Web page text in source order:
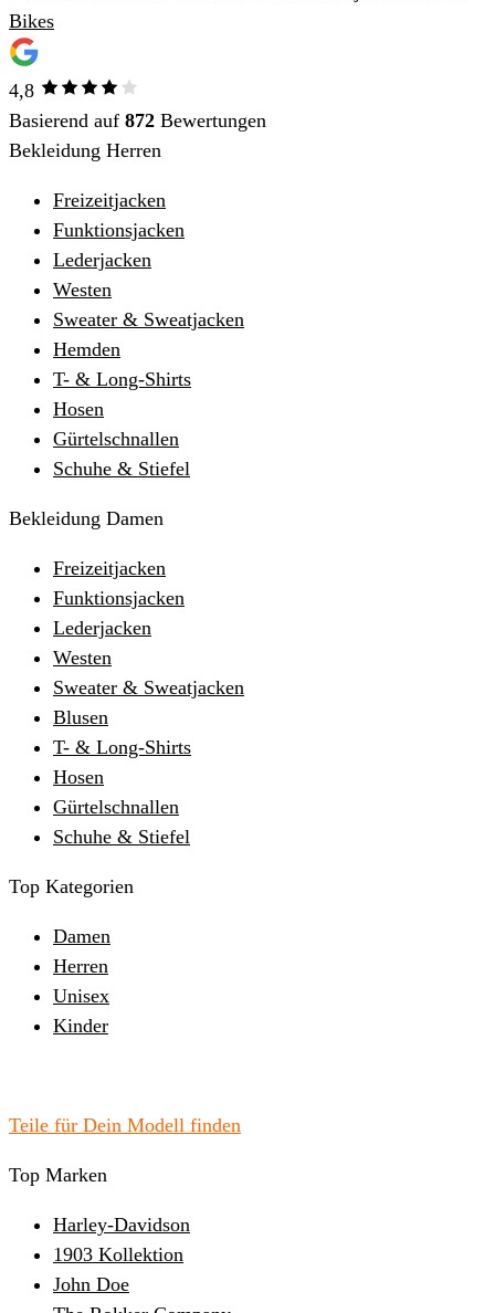
4,8
Basierend auf 872 Bewertungen
Bekleidung Herren
Freizeitjacken
Funktionsjacken
Lederjacken
Westen
Sweater & Sweatjacken
Hemden
T- & Long-Shirts
Hosen
Gürtelschnallen
Schuhe & Stiefel
Bekleidung Damen
Freizeitjacken
Funktionsjacken
Lederjacken
Westen
Sweater & Sweatjacken
Blusen
T- & Long-Shirts
Hosen
Gürtelschnallen
Schuhe & Stiefel
Top Kategorien
Damen
Herren
Unisex
Kinder
Teile für Dein Modell finden
Top Marken
Harley-Davidson
1903 Kollektion
John Doe